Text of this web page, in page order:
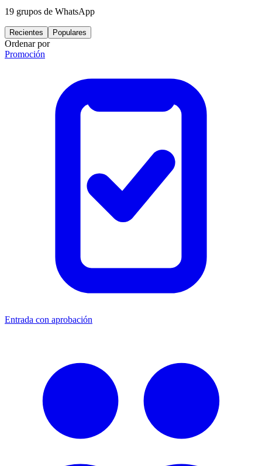
19 grupos de WhatsApp
Recientes Populares
Ordenar por
Promoción
Entrada con aprobación